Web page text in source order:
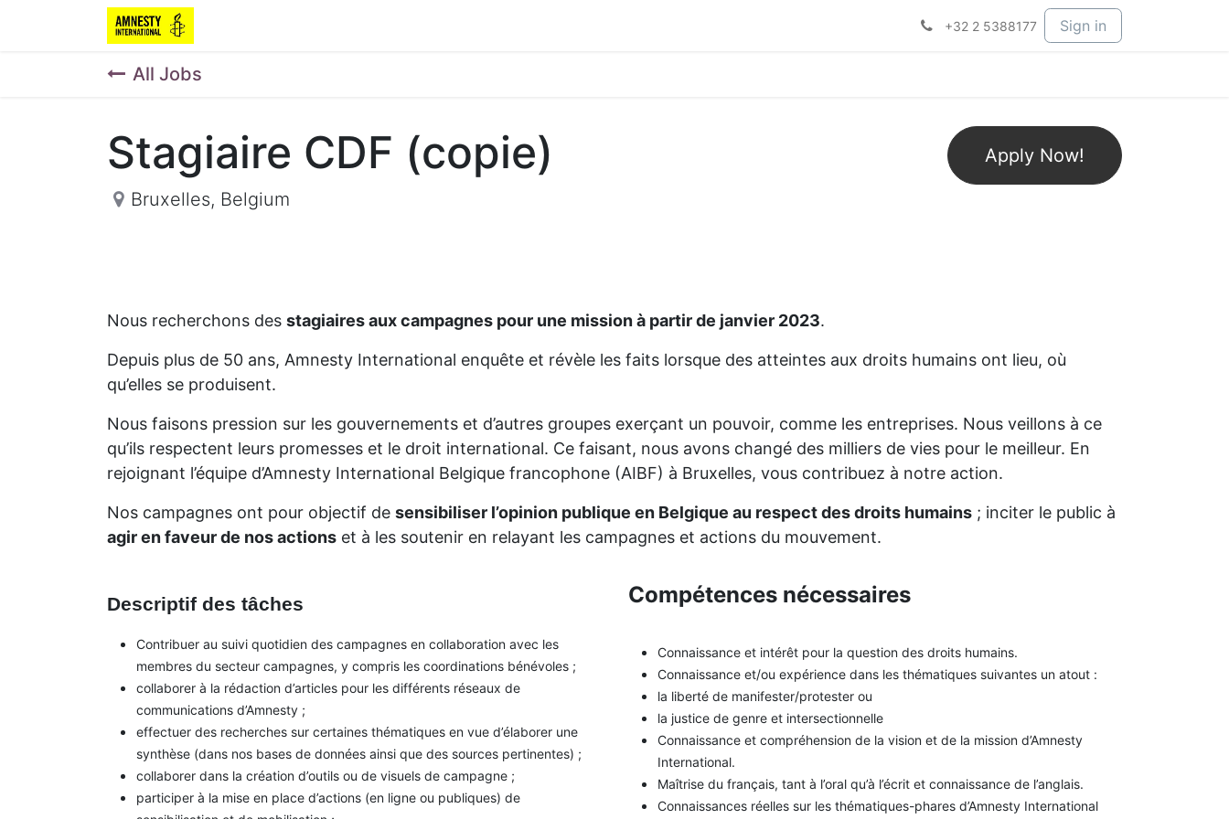
+32 2 5388177 Sign in
All Jobs
Apply Now!
Stagiaire CDF (copie)
Bruxelles, Belgium
Nous recherchons des stagiaires aux campagnes pour une mission à partir de janvier 2023.
Depuis plus de 50 ans, Amnesty International enquête et révèle les faits lorsque des atteintes aux droits humains ont lieu, où
qu’elles se produisent.
Nous faisons pression sur les gouvernements et d’autres groupes exerçant un pouvoir, comme les entreprises. Nous veillons à ce
qu’ils respectent leurs promesses et le droit international. Ce faisant, nous avons changé des milliers de vies pour le meilleur. En
rejoignant l’équipe d’Amnesty International Belgique francophone (AIBF) à Bruxelles, vous contribuez à notre action.
Nos campagnes ont pour objectif de sensibiliser l’opinion publique en Belgique au respect des droits humains ; inciter le public à
agir en faveur de nos actions et à les soutenir en relayant les campagnes et actions du mouvement.
Descriptif des tâches
Contribuer au suivi quotidien des campagnes en collaboration avec les
membres du secteur campagnes, y compris les coordinations bénévoles ;
collaborer à la rédaction d’articles pour les différents réseaux de
communications d’Amnesty ;
effectuer des recherches sur certaines thématiques en vue d’élaborer une
synthèse (dans nos bases de données ainsi que des sources pertinentes) ;
collaborer dans la création d’outils ou de visuels de campagne ;
participer à la mise en place d’actions (en ligne ou publiques) de
Compétences nécessaires
Connaissance et intérêt pour la question des droits humains.
Connaissance et/ou expérience dans les thématiques suivantes un atout :
la liberté de manifester/protester ou
la justice de genre et intersectionnelle
Connaissance et compréhension de la vision et de la mission d’Amnesty
International.
Maîtrise du français, tant à l’oral qu’à l’écrit et connaissance de l’anglais.
Connaissances réelles sur les thématiques-phares d’Amnesty International